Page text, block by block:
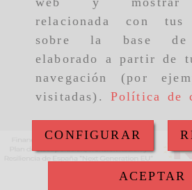
relacionada con tus
sobre la base
elaborado a partir de
navegación (por
visitadas). Política de
CONFIGURAR
ACEPTAR